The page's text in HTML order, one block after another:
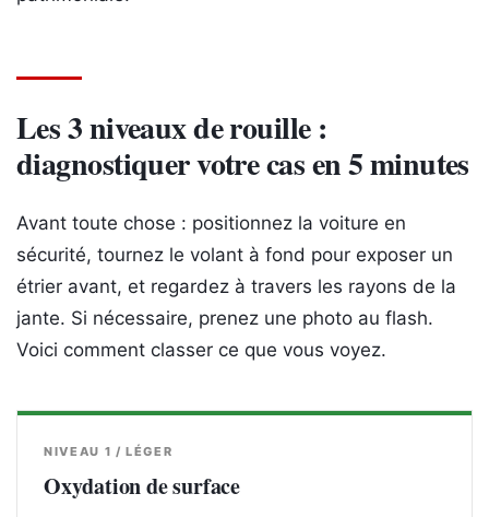
Les 3 niveaux de rouille :
diagnostiquer votre cas en 5 minutes
Avant toute chose : positionnez la voiture en
sécurité, tournez le volant à fond pour exposer un
étrier avant, et regardez à travers les rayons de la
jante. Si nécessaire, prenez une photo au flash.
Voici comment classer ce que vous voyez.
NIVEAU 1 / LÉGER
Oxydation de surface